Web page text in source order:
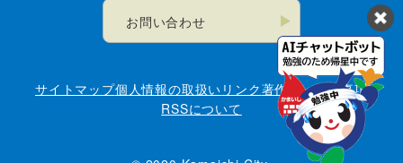
お問い合わせ
サイトマップ個人情報の取扱い リンク著作権・免責事項
RSSについて